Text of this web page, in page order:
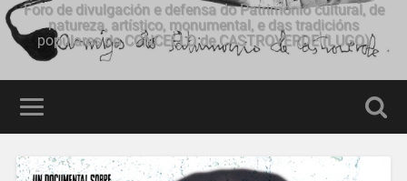
Foro de divulgación e defensa do Patrimonio cultural, de
natureza, artístico, monumental, e das tradicións
populares do CONCELLO de CASTROVERDE (LUGO)